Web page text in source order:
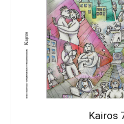
Kairos